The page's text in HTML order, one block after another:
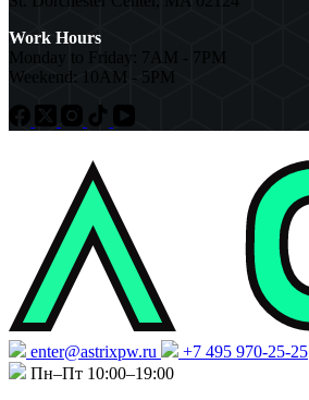
Work Hours
Monday to Friday: 7AM - 7PM
Weekend: 10AM - 5PM
enter@astrixpw.ru
+7 495 970-25-25
Пн–Пт 10:00–19:00